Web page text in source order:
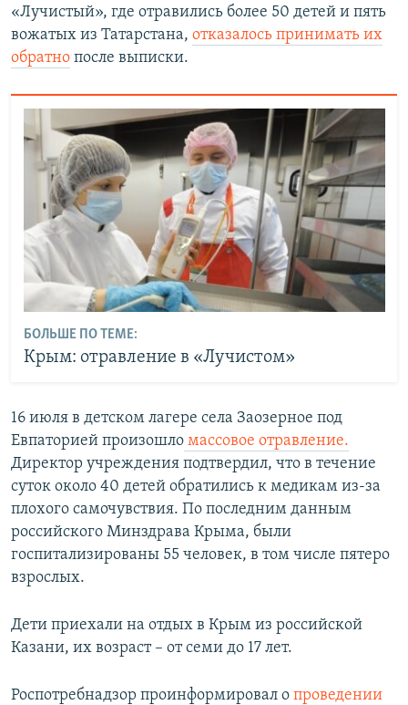
«Лучистый», где отравились более 50 детей и пять
вожатых из Татарстана, отказалось принимать их
обратно после выписки.
БОЛЬШЕ ПО ТЕМЕ:
Крым: отравление в «Лучистом»
16 июля в детском лагере села Заозерное под
Евпаторией произошло массовое отравление.
Директор учреждения подтвердил, что в течение
суток около 40 детей обратились к медикам из-за
плохого самочувствия. По последним данным
российского Минздрава Крыма, были
госпитализированы 55 человек, в том числе пятеро
взрослых.
Дети приехали на отдых в Крым из российской
Казани, их возраст – от семи до 17 лет.
Роспотребнадзор проинформировал о проведении